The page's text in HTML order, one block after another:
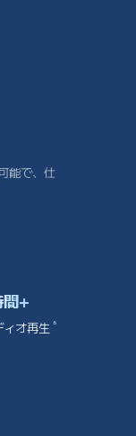
能で、仕
間+
ィオ再生 6